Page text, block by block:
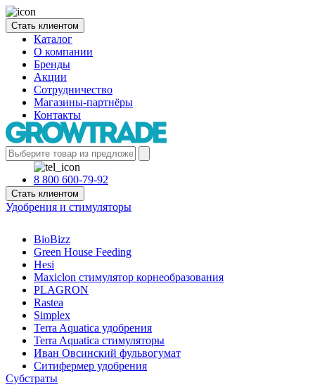
Стать клиентом
Каталог
О компании
Бренды
Акции
Сотрудничество
Магазины-партнёры
Контакты
8 800 600-79-92
Стать клиентом
Удобрения и стимуляторы
BioBizz
Green House Feeding
Hesi
Maxiclon стимулятор корнеобразования
PLAGRON
Rastea
Simplex
Terra Aquatica удобрения
Terra Aquatica стимуляторы
Иван Овсинский фульвогумат
Ситифермер удобрения
Субстраты